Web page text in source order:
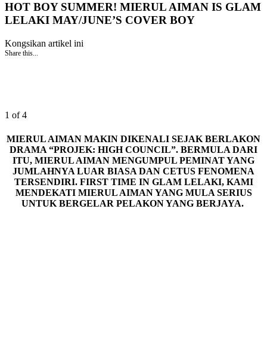
HOT BOY SUMMER! MIERUL AIMAN IS GLAM
LELAKI MAY/JUNE’S COVER BOY
Kongsikan artikel ini
Share this...
1 of 4
MIERUL AIMAN MAKIN DIKENALI SEJAK BERLAKON
DRAMA “PROJEK: HIGH COUNCIL”. BERMULA DARI
ITU, MIERUL AIMAN MENGUMPUL PEMINAT YANG
JUMLAHNYA LUAR BIASA DAN CETUS FENOMENA
TERSENDIRI. FIRST TIME IN GLAM LELAKI, KAMI
MENDEKATI MIERUL AIMAN YANG MULA SERIUS
UNTUK BERGELAR PELAKON YANG BERJAYA.